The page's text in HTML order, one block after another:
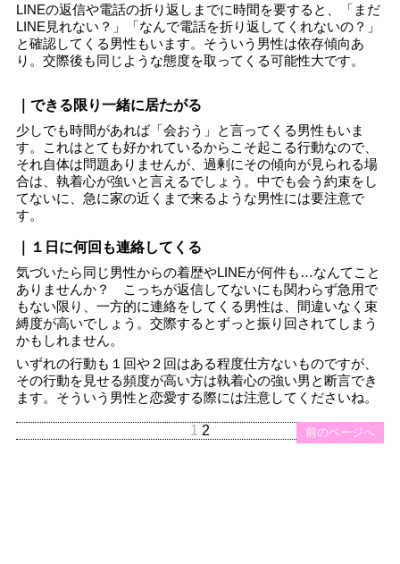
LINEの返信や電話の折り返しまでに時間を要すると、「まだ
LINE見れない？」「なんで電話を折り返してくれないの？」
と確認してくる男性もいます。そういう男性は依存傾向あ
り。交際後も同じような態度を取ってくる可能性大です。
｜できる限り一緒に居たがる
少しでも時間があれば「会おう」と言ってくる男性もいま
す。これはとても好かれているからこそ起こる行動なので、
それ自体は問題ありませんが、過剰にその傾向が見られる場
合は、執着心が強いと言えるでしょう。中でも会う約束をし
てないに、急に家の近くまで来るような男性には要注意で
す。
｜１日に何回も連絡してくる
気づいたら同じ男性からの着歴やLINEが何件も…なんてこと
ありませんか？ こっちが返信してないにも関わらず急用で
もない限り、一方的に連絡をしてくる男性は、間違いなく束
縛度が高いでしょう。交際するとずっと振り回されてしまう
かもしれません。
いずれの行動も１回や２回はある程度仕方ないものですが、
その行動を見せる頻度が高い方は執着心の強い男と断言でき
ます。そういう男性と恋愛する際には注意してくださいね。
前のページへ
1 2